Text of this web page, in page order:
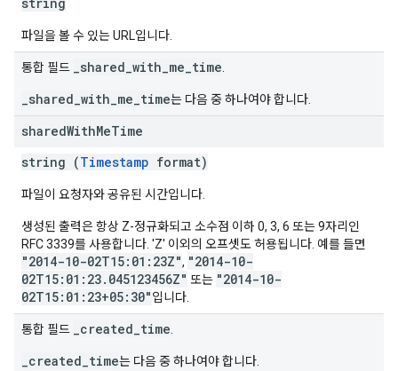
파일을 볼 수 있는 URL입니다.
통합 필드 _shared_with_me_time
_shared_with_me_time는 다음 중 하나여야 합니다.
sharedWithMeTime
string (Timestamp format)
파일이 요청자와 공유된 시간입니다.
생성된 출력은 항상 Z-정규화되고 소수점 이하 0, 3, 6 또는 9자리인
RFC 3339를 사용합니다. 'Z' 이외의 오프셋도 허용됩니다. 예를 들면
"2014-10-02T15:01:23Z", "2014-10-
02T15:01:23.045123456Z" 또는 "2014-10-
02T15:01:23+05:30"입니다.
통합 필드 _created_time
_created_time는 다음 중 하나여야 합니다.